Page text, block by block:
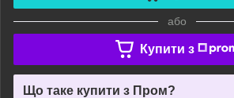
або
Купити з
Що таке купити з Пром?